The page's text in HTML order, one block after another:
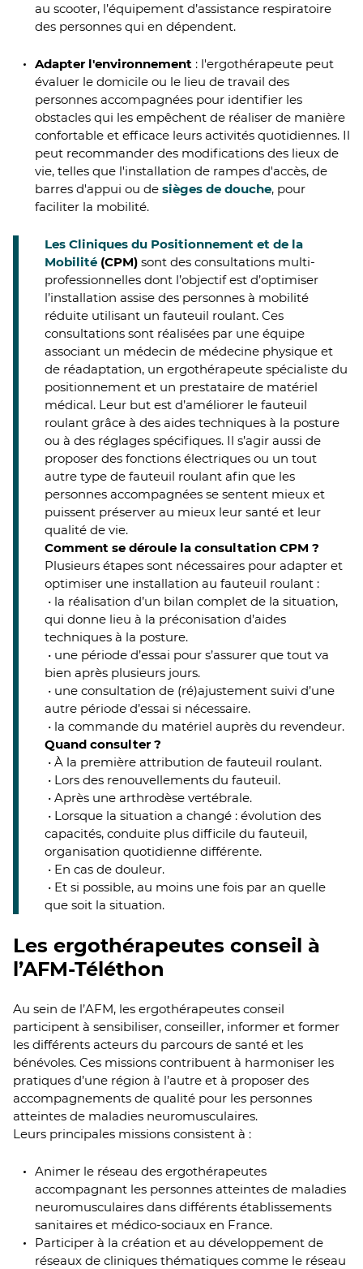
au scooter, l’équipement d’assistance respiratoire
des personnes qui en dépendent.
Adapter l'environnement : l'ergothérapeute peut
évaluer le domicile ou le lieu de travail des
personnes accompagnées pour identifier les
obstacles qui les empêchent de réaliser de manière
confortable et efficace leurs activités quotidiennes. Il
peut recommander des modifications des lieux de
vie, telles que l'installation de rampes d'accès, de
barres d'appui ou de sièges de douche, pour
faciliter la mobilité.
Les Cliniques du Positionnement et de la
Mobilité (CPM) sont des consultations multi-
professionnelles dont l’objectif est d’optimiser
l’installation assise des personnes à mobilité
réduite utilisant un fauteuil roulant. Ces
consultations sont réalisées par une équipe
associant un médecin de médecine physique et
de réadaptation, un ergothérapeute spécialiste du
positionnement et un prestataire de matériel
médical. Leur but est d’améliorer le fauteuil
roulant grâce à des aides techniques à la posture
ou à des réglages spécifiques. Il s’agir aussi de
proposer des fonctions électriques ou un tout
autre type de fauteuil roulant afin que les
personnes accompagnées se sentent mieux et
puissent préserver au mieux leur santé et leur
qualité de vie.
Comment se déroule la consultation CPM ?
Plusieurs étapes sont nécessaires pour adapter et
optimiser une installation au fauteuil roulant :
• la réalisation d’un bilan complet de la situation,
qui donne lieu à la préconisation d’aides
techniques à la posture.
• une période d’essai pour s’assurer que tout va
bien après plusieurs jours.
• une consultation de (ré)ajustement suivi d’une
autre période d’essai si nécessaire.
• la commande du matériel auprès du revendeur.
Quand consulter ?
• À la première attribution de fauteuil roulant.
• Lors des renouvellements du fauteuil.
• Après une arthrodèse vertébrale.
• Lorsque la situation a changé : évolution des
capacités, conduite plus difficile du fauteuil,
organisation quotidienne différente.
• En cas de douleur.
• Et si possible, au moins une fois par an quelle
que soit la situation.
Les ergothérapeutes conseil à
l’AFM-Téléthon
Au sein de l’AFM, les ergothérapeutes conseil
participent à sensibiliser, conseiller, informer et former
les différents acteurs du parcours de santé et les
bénévoles. Ces missions contribuent à harmoniser les
pratiques d’une région à l’autre et à proposer des
accompagnements de qualité pour les personnes
atteintes de maladies neuromusculaires.
Leurs principales missions consistent à :
Animer le réseau des ergothérapeutes
accompagnant les personnes atteintes de maladies
neuromusculaires dans différents établissements
sanitaires et médico-sociaux en France.
Participer à la création et au développement de
réseaux de cliniques thématiques comme le réseau